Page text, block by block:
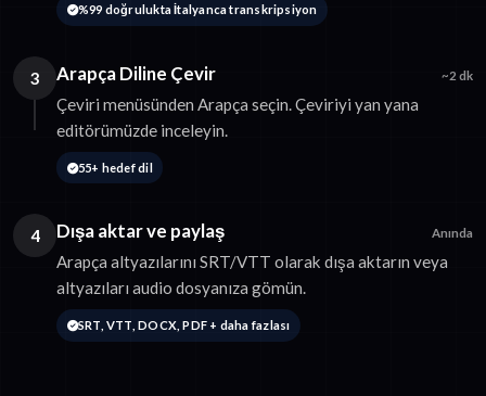
%99 doğrulukta İtalyanca transkripsiyon
3 Arapça Diline Çevir ~2 dk
Çeviri menüsünden Arapça seçin. Çeviriyi yan yana
editörümüzde inceleyin.
55+ hedef dil
4 Dışa aktar ve paylaş Anında
Arapça altyazılarını SRT/VTT olarak dışa aktarın veya
altyazıları audio dosyanıza gömün.
SRT, VTT, DOCX, PDF + daha fazlası